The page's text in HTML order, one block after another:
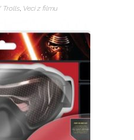
Trolls Veci z filmu